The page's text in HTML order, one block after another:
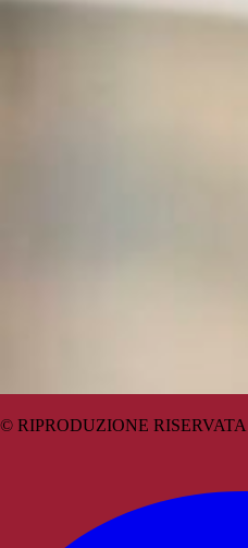
© RIPRODUZIONE RISERVATA